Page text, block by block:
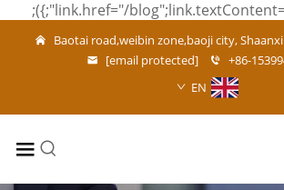
Baotai road,weibin zone,baoji city,
+86-
[email protected]
EN